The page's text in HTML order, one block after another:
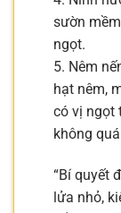
sườn
ngọt.
5. Nêm
hạt nêm,
có vị ngọt
không
“Bí quyết
lửa nhỏ,